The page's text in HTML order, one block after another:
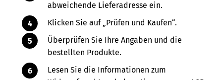
abweichende Lieferadresse ein.
Klicken Sie auf „Prüfen und Kaufen“.
Überprüfen Sie Ihre Angaben und die
bestellten Produkte.
Lesen Sie die Informationen zum